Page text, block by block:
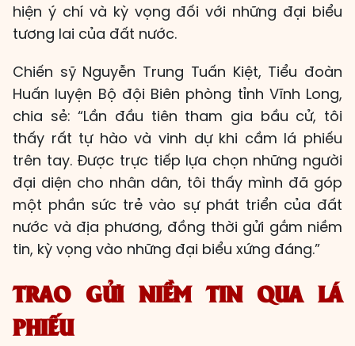
hiện ý chí và kỳ vọng đối với những đại biểu
tương lai của đất nước.
Chiến sỹ Nguyễn Trung Tuấn Kiệt, Tiểu đoàn
Huấn luyện Bộ đội Biên phòng tỉnh Vĩnh Long,
chia sẻ: “Lần đầu tiên tham gia bầu cử, tôi
thấy rất tự hào và vinh dự khi cầm lá phiếu
trên tay. Được trực tiếp lựa chọn những người
đại diện cho nhân dân, tôi thấy mình đã góp
một phần sức trẻ vào sự phát triển của đất
nước và địa phương, đồng thời gửi gắm niềm
tin, kỳ vọng vào những đại biểu xứng đáng.”
TRAO GỬI NIỀM TIN QUA LÁ
PHIẾU